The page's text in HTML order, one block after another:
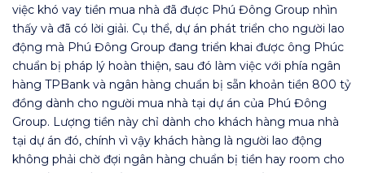
việc khó vay tiền mua nhà đã được Phú Đông Group nhìn
thấy và đã có lời giải. Cụ thể, dự án phát triển cho người lao
động mà Phú Đông Group đang triển khai được ông Phúc
chuẩn bị pháp lý hoàn thiện, sau đó làm việc với phía ngân
hàng TPBank và ngân hàng chuẩn bị sẵn khoản tiền 800 tỷ
đồng dành cho người mua nhà tại dự án của Phú Đông
Group. Lượng tiền này chỉ dành cho khách hàng mua nhà
tại dự án đó, chính vì vậy khách hàng là người lao động
không phải chờ đợi ngân hàng chuẩn bị tiền hay room cho